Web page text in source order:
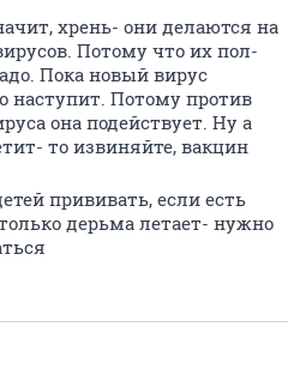
хрень- они делаются на
Потому что их пол-
Пока новый вирус
наступит. Потому против
она подействует. Ну а
то извиняйте, вакцин
прививать, если есть
дерьма летает- нужно